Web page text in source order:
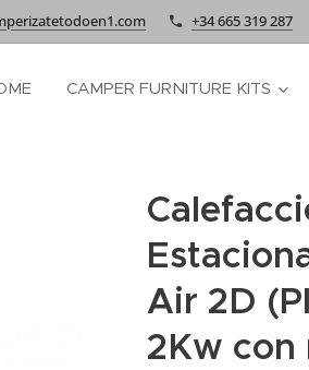
+34 665 319 287
CAMPER FURNITURE KITS
Air 2D
2Kw